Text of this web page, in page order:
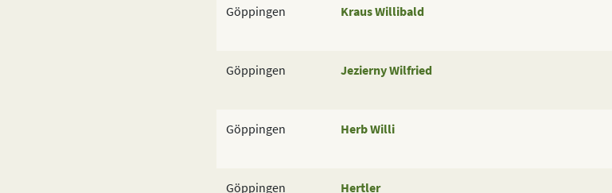
Göppingen Kraus Willibald
Göppingen Jezierny Wilfried
Göppingen Herb Willi
Göppingen Hertler